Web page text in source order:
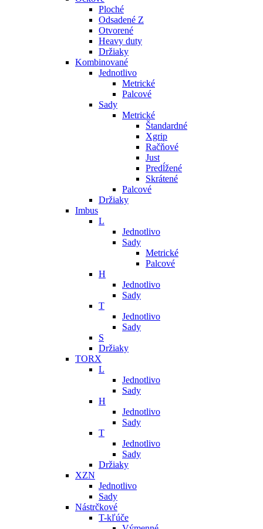
Ploché
Odsadené Z
Otvorené
Heavy duty
Držiaky
Kombinované
Jednotlivo
Metrické
Palcové
Sady
Metrické
Štandardné
Xgrip
Račňové
Just
Predĺžené
Skrátené
Palcové
Držiaky
Imbus
L
Jednotlivo
Sady
Metrické
Palcové
H
Jednotlivo
Sady
T
Jednotlivo
Sady
S
Držiaky
TORX
L
Jednotlivo
Sady
H
Jednotlivo
Sady
T
Jednotlivo
Sady
Držiaky
XZN
Jednotlivo
Sady
Nástrčkové
T-kľúče